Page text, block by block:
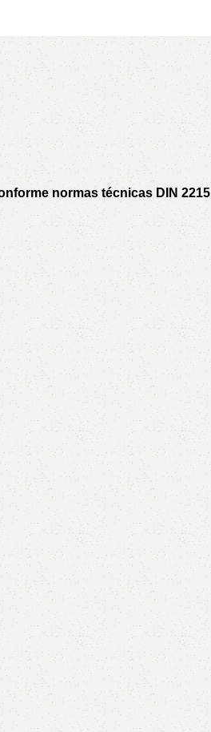
ZX
normas técnicas DIN